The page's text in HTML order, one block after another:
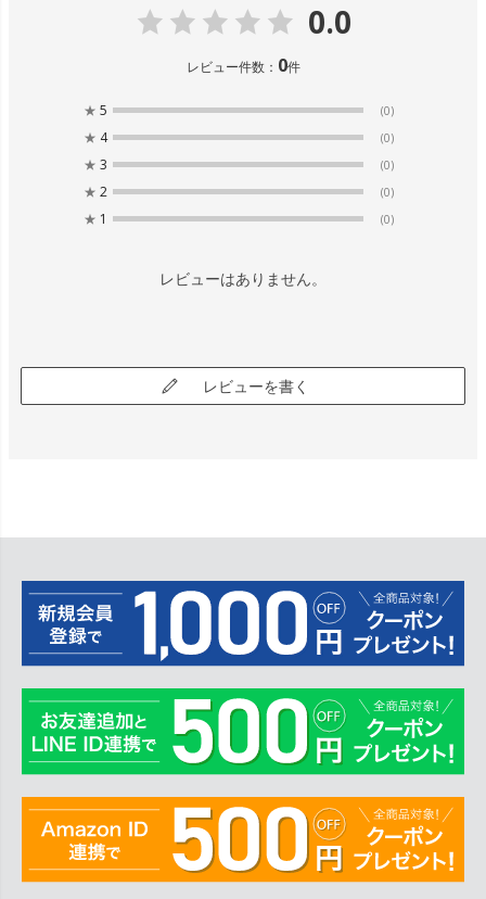
0.0
レビュー件数： 0件
★ 5 (0)
★ 4 (0)
★ 3 (0)
★ 2 (0)
★ 1 (0)
レビューはありません。
レビューを書く